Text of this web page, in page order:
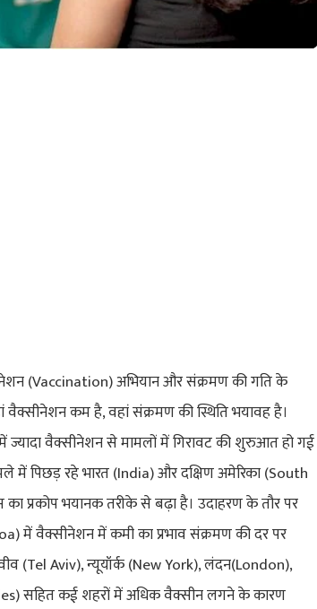
(Vaccination) अभियान और संक्रमण की गति के
वैक्सीनेशन कम है, वहां संक्रमण की स्थिति भयावह है।
वैक्सीनेशन से मामलों में गिरावट की शुरुआत हो गई
में पिछड़ रहे भारत (India) और दक्षिण अमेरिका (South
प्रकोप भयानक तरीके से बढ़ा है। उदाहरण के तौर पर
में वैक्सीनेशन में कमी का प्रभाव संक्रमण की दर पर
(Tel Aviv), न्यूयॉर्क (New York), लंदन(London),
) सहित कई शहरों में अधिक वैक्सीन लगने के कारण